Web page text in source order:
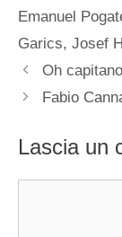
Emanuel
Garics, Josef
Oh
Fabio
Lascia un